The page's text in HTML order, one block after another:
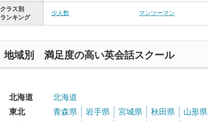
クラス別
ランキング
少人数 マンツーマン
地域別 満足度の高い英会話スクール
北海道
北海道
東北
青森県 岩手県 宮城県 秋田県 山形県